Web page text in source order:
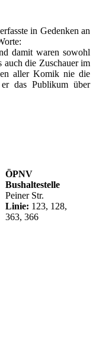
in Gedenken an
damit waren sowohl
auch die Zuschauer im
aller Komik nie die
das Publikum über
ÖPNV
Bushaltestelle
Peiner Str.
Linie: 123, 128,
363, 366